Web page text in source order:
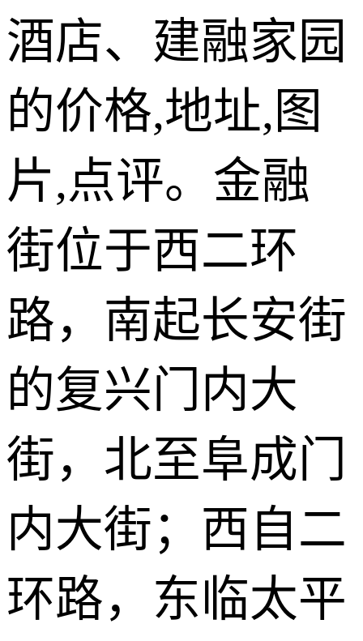
酒店、建融家园
的价格,地址,图
片,点评。金融
街位于西二环
路，南起长安街
的复兴门内大
街，北至阜成门
内大街；西自二
环路，东临太平